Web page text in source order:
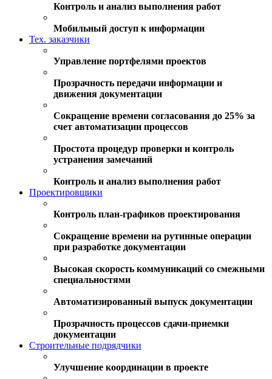
Контроль и анализ выполнения работ
Мобильный доступ к информации
Тех. заказчики
Управление портфелями проектов
Прозрачность передачи информации и
движения документации
Сокращение времени согласования до 25% за
счет автоматизации процессов
Простота процедур проверки и контроль
устранения замечаний
Контроль и анализ выполнения работ
Проектировщики
Контроль план-графиков проектирования
Сокращение времени на рутинные операции
при разработке документации
Высокая скорость коммуникаций со смежными
специальностями
Автоматизированный выпуск документации
Прозрачность процессов сдачи-приемки
документации
Строительные подрядчики
Улучшение координации в проекте